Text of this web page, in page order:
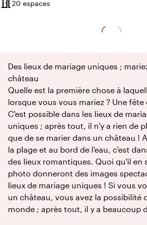
meeting_room20 espaces
Des lieux de mariage uniques ;
château
Quelle est la première chose à
lorsque vous vous mariez ? Une fête
C'est possible dans les lieux de
uniques ; après tout, il n'y a rien de
que de se marier dans un château !
la plage et au bord de l'eau, c'est
des lieux romantiques. Quoi qu'il en
photo donneront des images
lieux de mariage uniques ! Si vous
un château, vous avez la possibilité
monde ; après tout, il y a beaucoup